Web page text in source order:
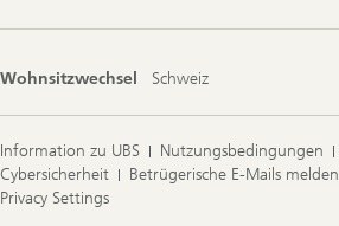
Wohnsitzwechsel Schweiz
Information zu UBS Nutzungsbedingungen
Cybersicherheit
Betrügerische E-Mails melden
Privacy Settings